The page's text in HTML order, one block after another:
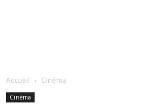
Accueil Cinéma
Cinéma